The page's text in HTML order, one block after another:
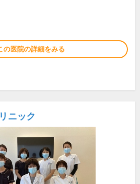
の医院の詳細をみる
ニック